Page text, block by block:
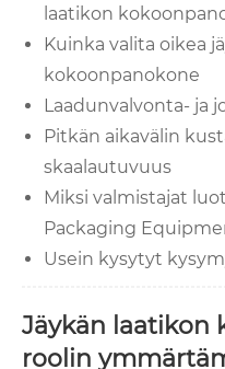
laatikon
Kuinka valita oikea
kokoonpanokone
Laadunvalvonta- ja
Pitkän aikavälin
skaalautuvuus
Miksi valmistajat
Packaging
Usein kysytyt
Jäykän laatikon
roolin